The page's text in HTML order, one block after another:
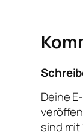
Deine
sind mit